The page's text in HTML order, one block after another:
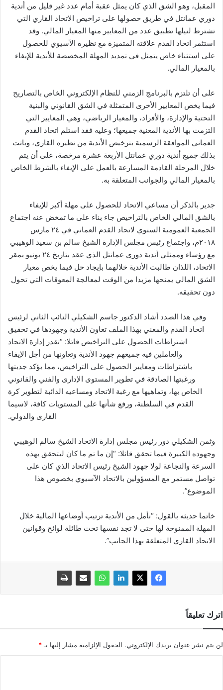
المقبل، وهو الشق الذي كان يمثل عقبة أمام عدد غير قليل من أندية
دوري عمانتل في طريق حصولها على تراخيص الاتحاد القاري التي
تشترط لنيلها تطبيق عدد من المعايير منها المعيار المالي. وقد
استثمر اتحاد القدم علاقته المتميزة مع نظيره الآسيوي للحصول
على استثناء خاص يتمثل في تمديد المهلة المخصصة للأندية للإيفاء
بالمعيار المالي.
على أن تلتزم بالبرنامج الزمني للنظام الإلكتروني الخاص بالتصاريح
فيما يخص المعايير الأخرى المتمثلة في الشق القانوني والبنية
التحتية والإدارة، والأفراد، والمعيار الرياضي، وهي المعايير التي
التزمت بها الأندية المعنية جميعها؛ وعليه فقد استلم اتحاد القدم
العماني الموافقة الرسمية بترخيص الأندية من نظيره القاري، وباتت
بذلك جميع أندية دوري عمانتل الأربعة عشرة مرخصة، على أن يتم
خلال المرحلة القادمة المسارعة بالعمل على الإيفاء بالشرط الخاص
بالمعيار المالي والجوانب المتعلقة به.
جدير بالذكر أن مساعي الاتحاد للحصول على مهلة أكبر للإيفاء
بالشق المالي الخاص بالتراخيص جاء بناء على ما تمخض عنه اجتماع
الجمعية العمومية السنوي لاتحاد القدم العماني في ٢٤ مارس
٢٠١٨م، واجتماع رئيس مجلس الإدارة الشيخ سالم بن سعيد الوهيبي
مع رؤساء وممثلي أندية دورى عمانتل الذي عقد بتاريخ ٢٤ يونيو بمقر
الاتحاد، اللذان طالبت الأندية خلالهما بإيجاد حل فيما يخص معيار
الشق المالي يمنحها مزيدا من الوقت لمعالجة المعوقات التي تحول
دون تحقيقه.
وفي هذا الصدد أشاد الدكتور جاسم الشكيلي النائب الثاني لرئيس
اتحاد القدم والمعني بهذا الملف تعاون الأندية وجهودها في تحقيق
اشتراطات الحصول على التراخيص قائلا: “تقدر إدارة الاتحاد
والعاملين فيه جميعهم جهود الأندية وتعاونها من أجل الإيفاء
باشتراطات ومعايير الحصول على التراخيص، مما يؤكد جديتها
ورغبتها الصادقة في تطوير المستوى الإدارى والفني والقانوني
الخاص بها، وتماهيها مع رغبة الاتحاد ومساعيه الدائبة لتطوير كرة
القدم في السلطنة، ورفع شأنها على المستويات كافة، لاسيما
القارى والدولي.
وثمن الشكيلي دور رئيس مجلس إدارة الاتحاد الشيخ سالم الوهيبي
وجهوده الكبيرة فيما تحقق قائلا: “إن ما تم ما كان ليتحقق بهذه
السرعة والنجاعة لولا جهود الشيخ رئيس الاتحاد الذي كان على
تواصل مستمر مع المسؤولين بالاتحاد الآسيوي بخصوص هذا
الموضوع”.
خاتما حديثه بالقول: “نأمل من الأندية ترتيب أوضاعها المالية خلال
المهلة الممنوحة لها حتى لا تجد نفسها تحت طائلة لوائح وقوانين
الاتحاد القاري المتعلقة بهذا الجانب”.
اترك تعليقاً
لن يتم نشر عنوان بريدك الإلكتروني. الحقول الإلزامية مشار إليها بـ *